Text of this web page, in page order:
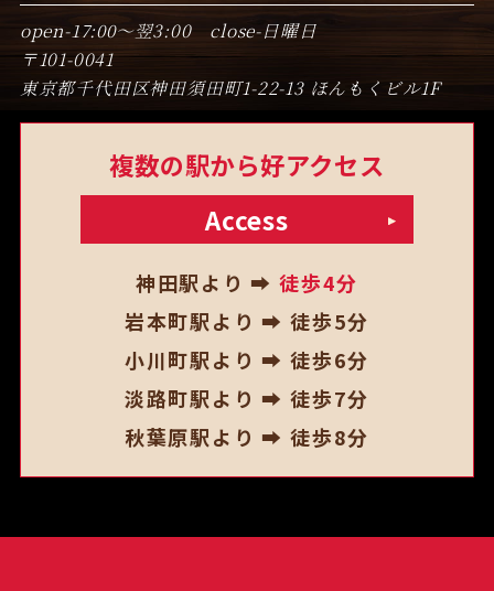
open-17:00～翌3:00 close-日曜日
〒101-0041
東京都千代田区神田須田町1-22-13 ほんもくビル1F
複数の駅から好アクセス
Access
神田駅より ➡徒歩4分
岩本町駅より ➡ 徒歩5分
小川町駅より ➡ 徒歩6分
淡路町駅より ➡ 徒歩7分
秋葉原駅より ➡ 徒歩8分